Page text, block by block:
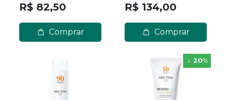
R$ 82,50
Comprar
R$ 134,00
Comprar
20%